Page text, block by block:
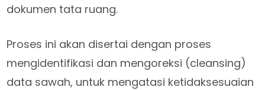
dokumen tata ruang.
Proses ini akan disertai dengan proses
mengidentifikasi dan mengoreksi (cleansing)
data sawah, untuk mengatasi ketidaksesuaian